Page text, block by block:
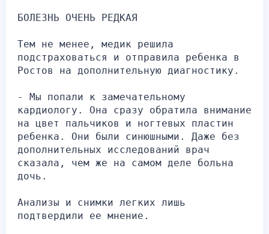
БОЛЕЗНЬ ОЧЕНЬ РЕДКАЯ
Тем не менее, медик решила
подстраховаться и отправила ребенка в
Ростов на дополнительную диагностику.
- Мы попали к замечательному
кардиологу. Она сразу обратила внимание
на цвет пальчиков и ногтевых пластин
ребенка. Они были синюшными. Даже без
дополнительных исследований врач
сказала, чем же на самом деле больна
дочь.
Анализы и снимки легких лишь
подтвердили ее мнение.